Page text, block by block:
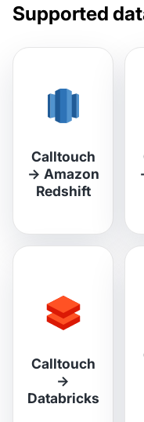
Supported
Calltouch
→ Amazon
Redshift
Calltouch
→
Databricks